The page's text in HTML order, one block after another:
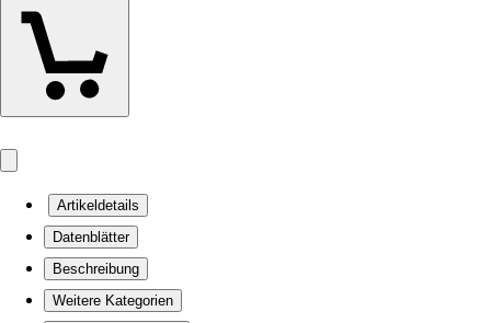
Artikeldetails
Datenblätter
Beschreibung
Weitere Kategorien